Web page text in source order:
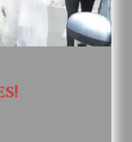
Rufus Miller